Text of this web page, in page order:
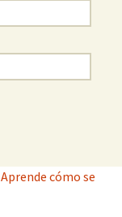
Aprende cómo se